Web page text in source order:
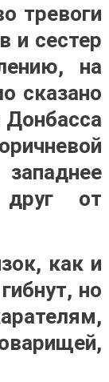
тревоги
и сестер
на
сказано
Донбасса
друг от
как и
но